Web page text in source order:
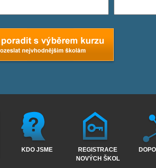
KDO JSME
REGISTRACE
NOVÝCH ŠKOL